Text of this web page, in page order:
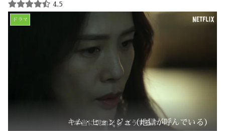
4.5
ドラマ
キム・ヒョンジュ（地獄が呼んでいる）